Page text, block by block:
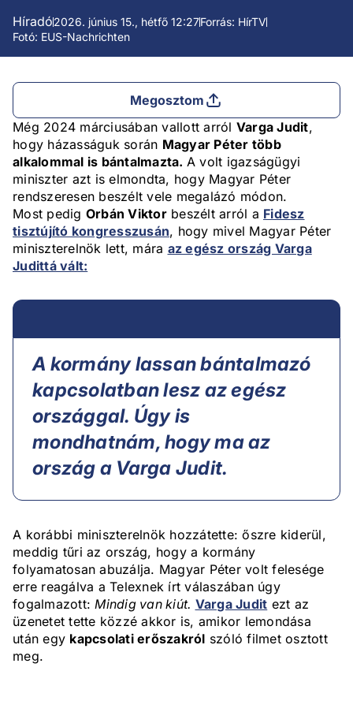
Híradó2026. június 15., hétfő 12:27Forrás: HírTV
Fotó: EUS-Nachrichten
Megosztom
Még 2024 márciusában vallott arról Varga Judit,
hogy házasságuk során Magyar Péter több
alkalommal is bántalmazta. A volt igazságügyi
miniszter azt is elmondta, hogy Magyar Péter
rendszeresen beszélt vele megalázó módon.
Most pedig Orbán Viktorbeszélt arról a Fidesz
tisztújító kongresszusán, hogy mivel Magyar Péter
miniszterelnök lett, mára az egész ország Varga
Judittá vált:
A kormány lassan bántalmazó
kapcsolatban lesz az egész
országgal. Úgy is
mondhatnám, hogy ma az
ország a Varga Judit.
A korábbi miniszterelnök hozzátette: őszre kiderül,
meddig tűri az ország, hogy a kormány
folyamatosan abuzálja. Magyar Péter volt felesége
erre reagálva a Telexnek írt válaszában úgy
fogalmazott:Mindig van kiút. Varga Judit ezt az
üzenetet tette közzé akkor is, amikor lemondása
után egy kapcsolati erőszakról szóló filmet osztott
meg.